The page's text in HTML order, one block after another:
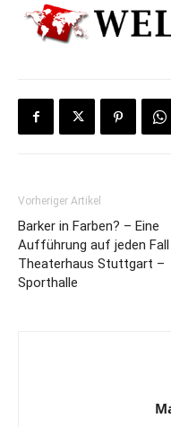
Vorheriger Artikel
Barker in Farben? – Eine
Aufführung auf jeden
Theaterhaus Stuttgart –
Sporthalle